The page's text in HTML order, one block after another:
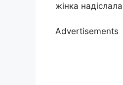
жінка
Advertisements